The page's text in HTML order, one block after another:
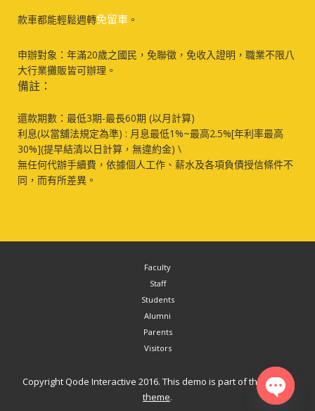
款車都能輕鬆週轉免留車 。
申辦對象：年滿20歲之國民，免聯徵，免收入證明，職業不限八
大行業攤販皆可辦理。
備註：
還款期數：最低3期-最長60期 (以月計算)
利息(以當舖法規定為準) : 月息最低1%~最高2.5%[年利率最高
30%](提早結清以日計算，無違約金) \
無任何代辦手續費，依據個人工作、薪水及各項負債授信條件不
同，而有所差異。
Faculty
Staff
Students
Alumni
Parents
Visitors
Copyright Qode Interactive 2016. This demo is part of the Bridge
theme.